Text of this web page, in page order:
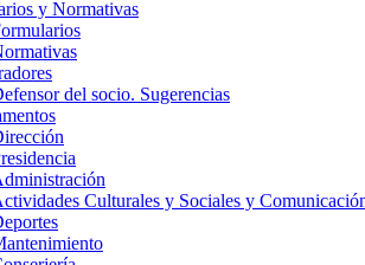
y Normativas
del socio. Sugerencias
Culturales y Sociales y